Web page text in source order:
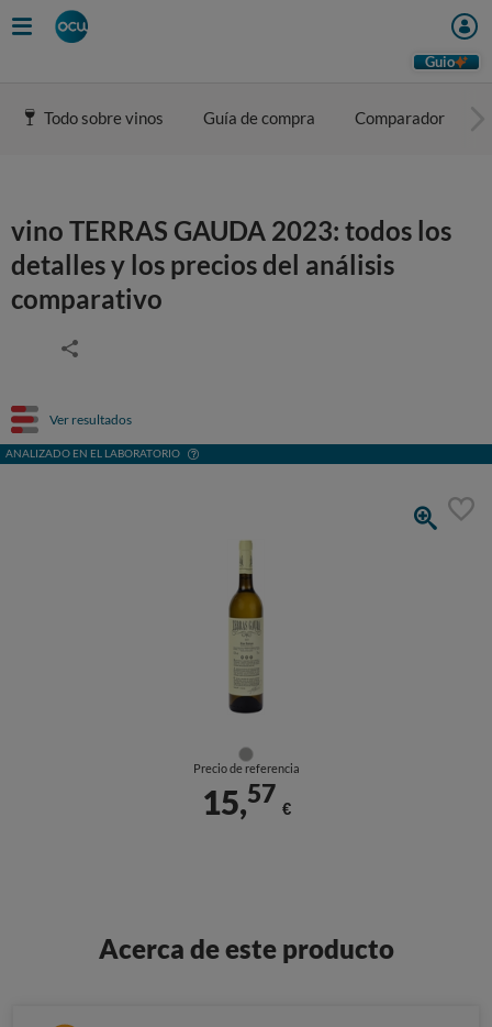
Guio
Todo sobre vinos Guía de compra Comparador
vino TERRAS GAUDA 2023: todos los
detalles y los precios del análisis
comparativo
Ver resultados
ANALIZADO EN EL LABORATORIO
Precio de referencia
15,57
€
Acerca de este producto